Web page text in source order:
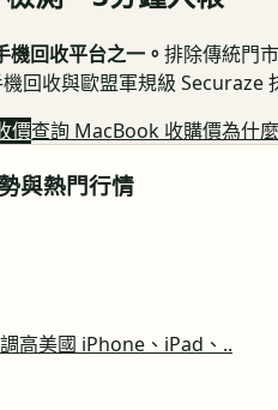
機回收平台之一。 排除傳統門
回收與歐盟軍規級 Securaze
價查詢 MacBook 收購價為什
與熱門行情
調高美國 iPhone、iPad、..